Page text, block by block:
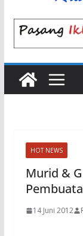
HOT NEWS
Murid &
14 Juni 2012